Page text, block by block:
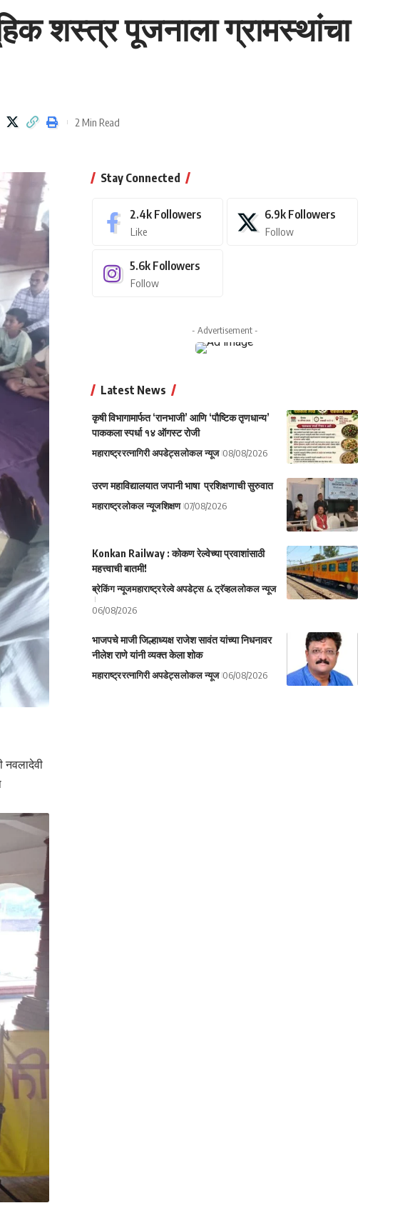
शस्त्र पूजनाला ग्रामस्थांचा
2 Min Read
नवलादेवी
Stay Connected
2.4k Followers
Like
6.9k Followers
Follow
5.6k Followers
Follow
- Advertisement -
Latest News
कृषी विभागामार्फत ‘रानभाजी’ आणि ‘पौष्टिक तृणधान्य’
पाककला स्पर्धा १४ ऑगस्ट रोजी
महाराष्ट्ररत्नागिरी अपडेट्सलोकल न्यूज 08/08/2026
उरण महाविद्यालयात जपानी भाषा प्रशिक्षणाची सुरुवात
महाराष्ट्रलोकल न्यूजशिक्षण 07/08/2026
Konkan Railway : कोकण रेल्वेच्या प्रवाशांसाठी
महत्त्वाची बातमी!
ब्रेकिंग न्यूजमहाराष्ट्ररेल्वे अपडेट्स & ट्रॅव्हललोकल न्यूज
06/08/2026
भाजपचे माजी जिल्हाध्यक्ष राजेश सावंत यांच्या निधनावर
नीलेश राणे यांनी व्यक्त केला शोक
महाराष्ट्ररत्नागिरी अपडेट्सलोकल न्यूज 06/08/2026